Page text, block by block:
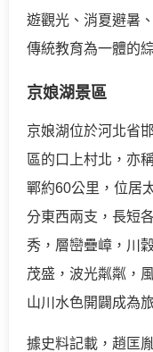
遊觀光、消夏避暑
傳統教育為一體的
京娘湖景區
京娘湖位於河北省
區的口上村北，亦
鄲約60公里，位居
分東西兩支，長短
秀，層巒疊嶂，川
茂盛，波光粼粼，
山川水色開闢成為
據史料記載，趙匡